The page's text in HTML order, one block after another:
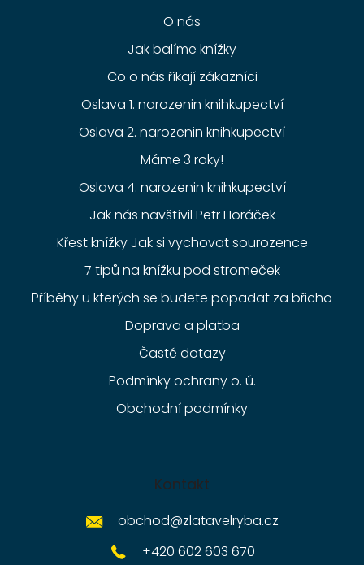
O nás
Jak balíme knížky
Co o nás říkají zákazníci
Oslava 1. narozenin knihkupectví
Oslava 2. narozenin knihkupectví
Máme 3 roky!
Oslava 4. narozenin knihkupectví
Jak nás navštívil Petr Horáček
Křest knížky Jak si vychovat sourozence
7 tipů na knížku pod stromeček
Příběhy u kterých se budete popadat za břicho
Doprava a platba
Časté dotazy
Podmínky ochrany o. ú.
Obchodní podmínky
Kontakt
obchod@zlatavelryba.cz
+420 602 603 670